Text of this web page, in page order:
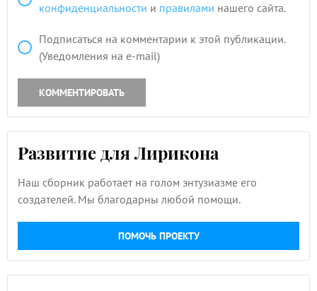
конфиденциальности и правилами нашего сайта.
Подписаться на комментарии к этой публикации.
(Уведомления на e-mail)
КОММЕНТИРОВАТЬ
Развитие для Лирикона
Наш сборник работает на голом энтузиазме его
создателей. Мы благодарны любой помощи.
ПОМОЧЬ ПРОЕКТУ